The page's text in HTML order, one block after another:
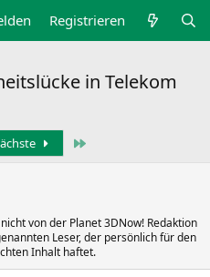
Registrieren
in Telekom
von der Planet 3DNow! Redaktion
Leser, der persönlich für den
Inhalt haftet.